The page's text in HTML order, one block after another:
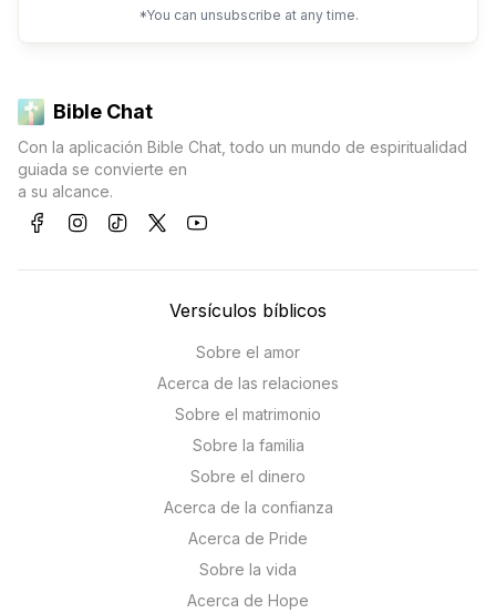
*You can unsubscribe at any time.
Bible Chat
Con la aplicación Bible Chat, todo un mundo de espiritualidad
guiada se convierte en
a su alcance.
Versículos bíblicos
Sobre el amor
Acerca de las relaciones
Sobre el matrimonio
Sobre la familia
Sobre el dinero
Acerca de la confianza
Acerca de Pride
Sobre la vida
Acerca de Hope